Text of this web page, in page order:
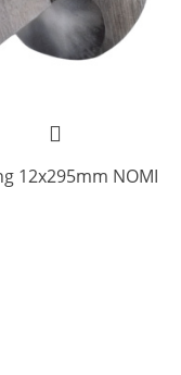
12x295mm NOMI